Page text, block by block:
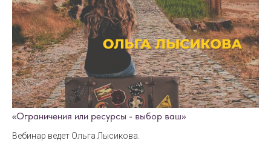
«Ограничения или ресурсы - выбор ваш»
Вебинар ведет Ольга Лысикова.